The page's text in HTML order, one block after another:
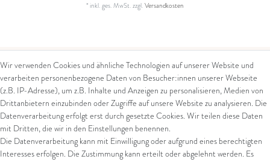
* inkl. ges. MwSt.zzgl.Versandkosten
Kontakt
Kontaktformular
Arena in Arte GmbH
Marktgasse 2,
Rechtliches
AGB
Impressum
Datenschutz
Widerrufsrecht
Wir verwenden Cookies und ähnliche Technologien auf unserer Website und
verarbeiten personenbezogene Daten von Besucher:innen unserer Webseite
(z.B. IP-Adresse), um z.B. Inhalte und Anzeigen zu personalisieren, Medien von
Drittanbietern einzubinden oder Zugriffe auf unsere Website zu analysieren. Die
Datenverarbeitung erfolgt erst durch gesetzte Cookies. Wir teilen diese Daten
mit Dritten, die wir in den Einstellungen benennen.
Die Datenverarbeitung kann mit Einwilligung oder aufgrund eines berechtigten
Interesses erfolgen. Die Zustimmung kann erteilt oder abgelehnt werden. Es